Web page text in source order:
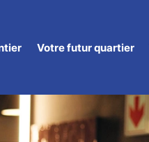
Votre futur quartier